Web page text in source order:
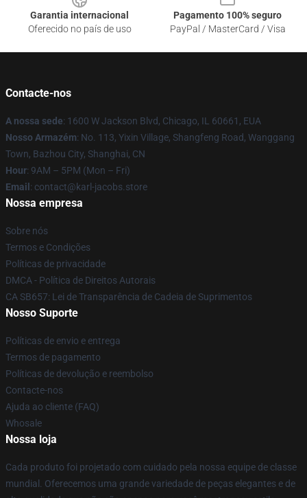
Garantia internacional
Oferecido no país de uso
Pagamento 100% seguro
PayPal / MasterCard / Visa
Contacte-nos
A nossa sede: 1600 W Jackson Blvd, Chicago, IL 60661, EUA
Nosso Armazém: No. 113, Yixin Village, Shangfeng Road, Wanggang
Town, Bazhou City, Shanghai, CN
Hour: 9AM – 5PM (Mon – Fri)
Email : contact@karl-jacobs.store
Nossa empresa
Sobre nós
Termos e Condições
Políticas de privacidade
DMCA - Política de Direitos Autorais
CA SB657: Lei de Transparência de Cadeia de Suprimentos
Nosso Suporte
Políticas de envio e entrega
Termos de pagamento
Políticas de devolução e reembolso
Contacte-nos
Ajuda ao cliente (FAQ)
Whosale
Nossa loja
Cada produto foi projetado com cuidado pela nossa equipe de classe
mundial. Oferecemos uma grande variedade de peças elegantes e de